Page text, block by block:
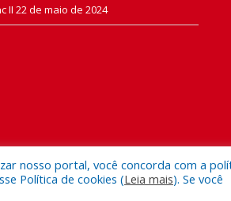
II 22 de maio de 2024
nosso portal, você concorda com a
Política de cookies (Leia mais). Se você